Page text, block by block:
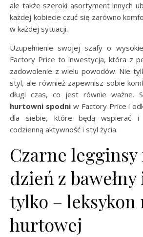
ale także szeroki asortyment innych
każdej kobiecie czuć się zarówno
w każdej sytuacji.
Uzupełnienie swojej szafy o
Factory Price to inwestycja, która z
zadowolenie z wielu powodów. Nie
styl, ale również zapewnisz sobie
długi czas, co jest równie ważne.
hurtowni spodniw Factory Price i
dla siebie, które będą wspierać i
codzienną aktywność i styl życia.
Czarne legginsy
dzień z
tylko – leksykon
hurtowej